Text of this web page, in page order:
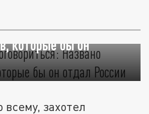
Названо
которые бы он
всему, захотел